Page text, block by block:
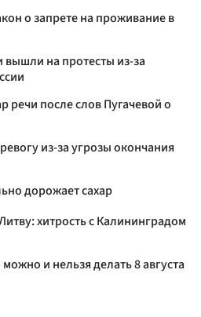
о запрете на проживание в
на протесты из-за
речи после слов Пугачевой о
из-за угрозы окончания
дорожает сахар
хитрость с Калининградом
и нельзя делать 8 августа